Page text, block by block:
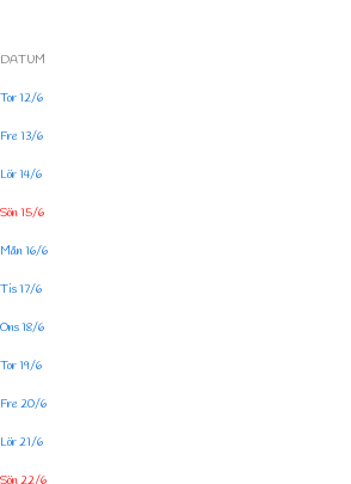
DATUM
Tor 12/6
Fre 13/6
Lör 14/6
Sön 15/6
Mån 16/6
Tis 17/6
Ons 18/6
Tor 19/6
Fre 20/6
Lör 21/6